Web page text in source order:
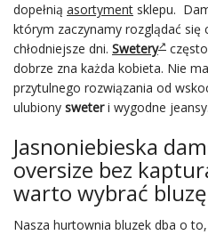
dopełnią asortyment sklepu.
którym zaczynamy rozglądać się
chłodniejsze dni. Swetery
dobrze zna każda kobieta. Nie
przytulnego rozwiązania od
ulubiony sweteri wygodne jeansy.
Jasnoniebieska
oversize bez
warto wybrać
Nasza hurtownia bluzek dba o